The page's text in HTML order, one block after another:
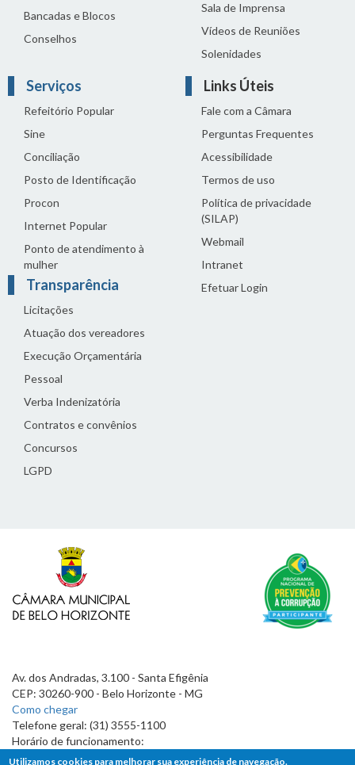
Bancadas e Blocos
Conselhos
Sala de Imprensa
Vídeos de Reuniões
Solenidades
Serviços
Refeitório Popular
Sine
Conciliação
Posto de Identificação
Procon
Internet Popular
Ponto de atendimento à
mulher
Transparência
Licitações
Atuação dos vereadores
Execução Orçamentária
Pessoal
Verba Indenizatória
Contratos e convênios
Concursos
LGPD
Links Úteis
Fale com a Câmara
Perguntas Frequentes
Acessibilidade
Termos de uso
Política de privacidade
(SILAP)
Webmail
Intranet
Efetuar Login
Av. dos Andradas, 3.100 - Santa Efigênia
CEP: 30260-900 - Belo Horizonte - MG
Como chegar
Telefone geral: (31) 3555-1100
Horário de funcionamento:
7h às 19h
Utilizamos cookies para melhorar sua experiência de navegação.